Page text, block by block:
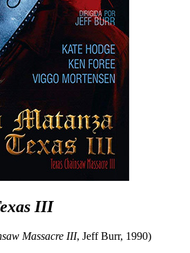
III
Massacre III, Jeff Burr, 1990)